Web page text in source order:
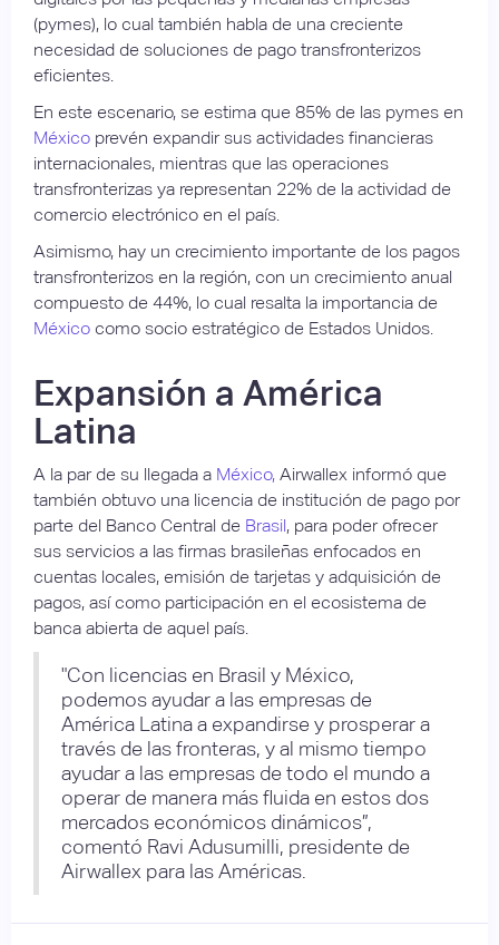
(pymes), lo cual también habla de una creciente
necesidad de soluciones de pago transfronterizos
eficientes.
En este escenario, se estima que 85% de las pymes en
México prevén expandir sus actividades financieras
internacionales, mientras que las operaciones
transfronterizas ya representan 22% de la actividad de
comercio electrónico en el país.
Asimismo, hay un crecimiento importante de los pagos
transfronterizos en la región, con un crecimiento anual
compuesto de 44%, lo cual resalta la importancia de
México como socio estratégico de Estados Unidos.
Expansión a América
Latina
A la par de su llegada a México, Airwallex informó que
también obtuvo una licencia de institución de pago por
parte del Banco Central de Brasil, para poder ofrecer
sus servicios a las firmas brasileñas enfocados en
cuentas locales, emisión de tarjetas y adquisición de
pagos, así como participación en el ecosistema de
banca abierta de aquel país.
"Con licencias en Brasil y México,
podemos ayudar a las empresas de
América Latina a expandirse y prosperar a
través de las fronteras, y al mismo tiempo
ayudar a las empresas de todo el mundo a
operar de manera más fluida en estos dos
mercados económicos dinámicos”,
comentó Ravi Adusumilli, presidente de
Airwallex para las Américas.